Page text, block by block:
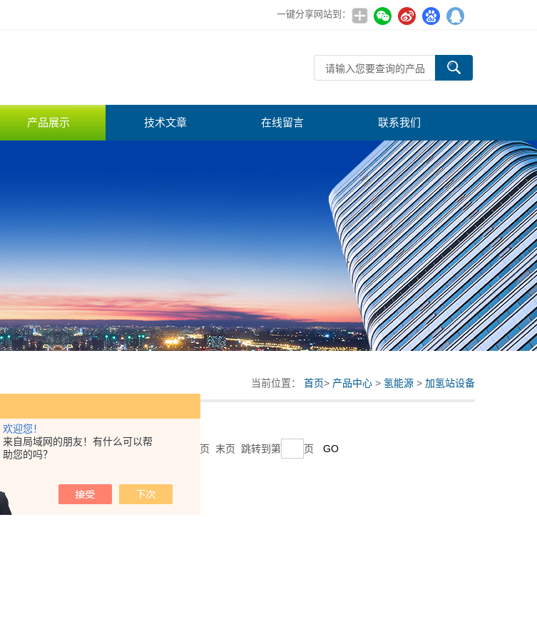
欢迎您！
来自局域网的朋友！有什么可以帮
助您的吗？
一键分享网站到：
产品展示 技术文章 在线留言 联系我们
当前位置： 首页> 产品中心 > 氢能源 > 加氢站设备
共 0 条记录，当前 1 / 1 页 首页 上一页 下一页 末页 跳转到第 页